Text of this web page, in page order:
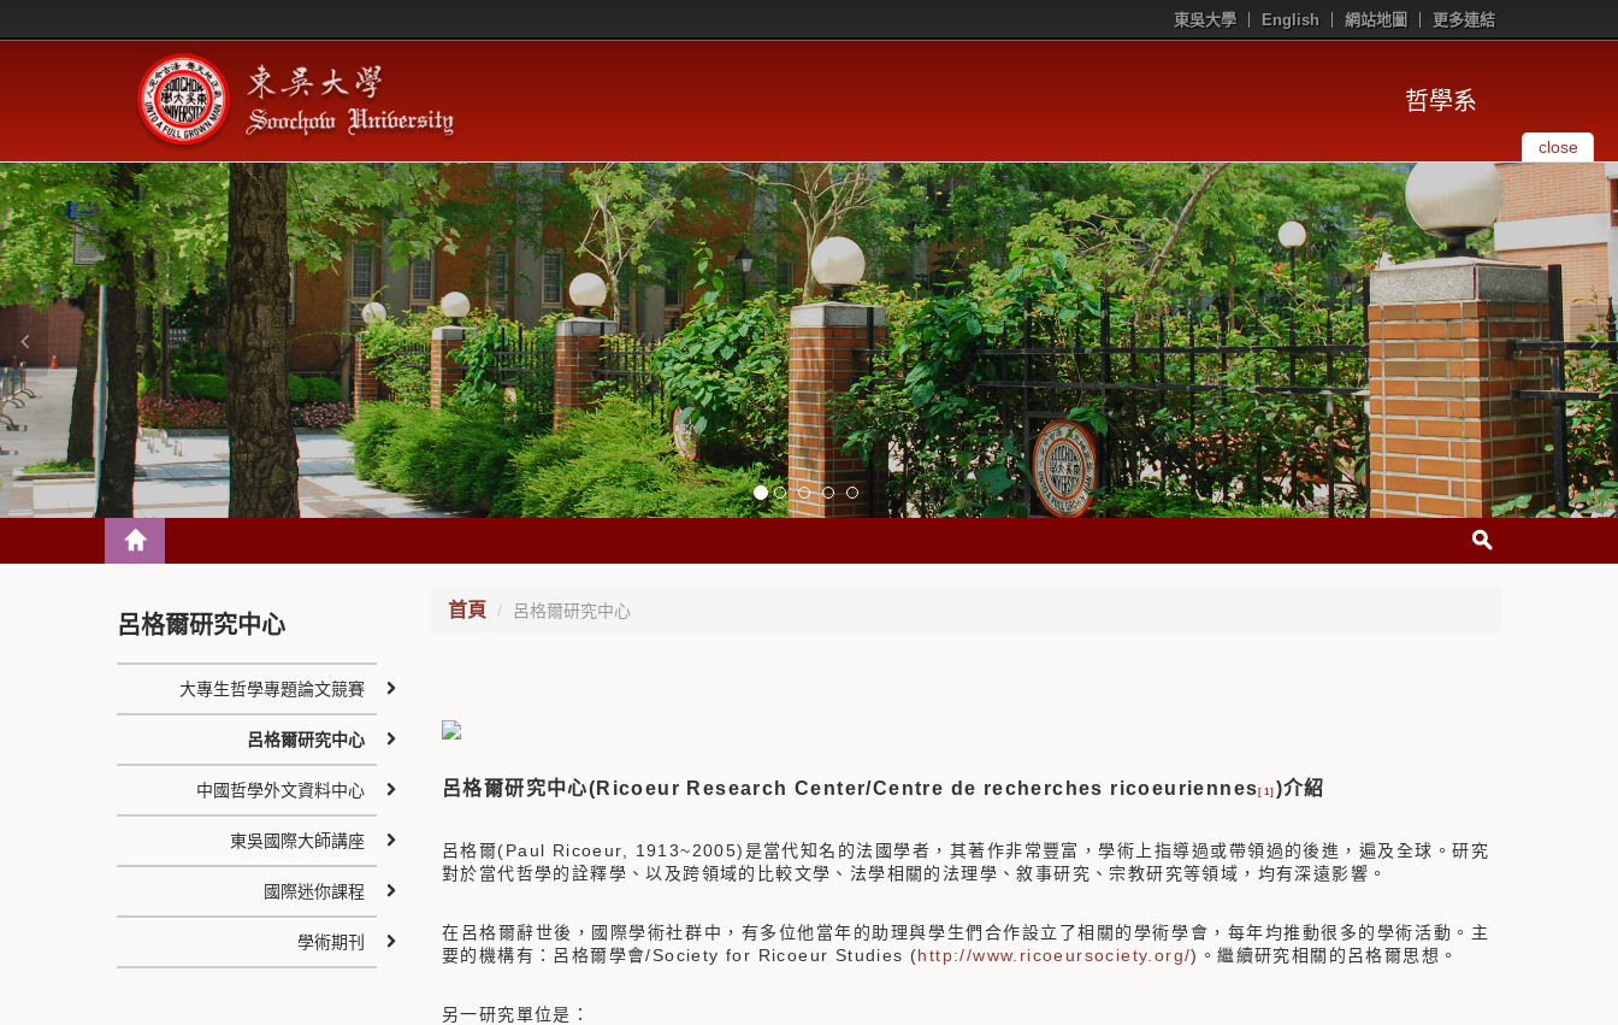
東吳大學 English 網站地圖 更多連結
哲學系
close
首頁 呂格爾研究中心
呂格爾研究中心(Ricoeur Research Center/Centre de recherches ricoeuriennes[1] )介紹
呂格爾(Paul Ricoeur, 1913~2005)是當代知名的法國學者，其著作非常豐富，學術上指導過或帶領過的後進，遍及全球。研究
對於當代哲學的詮釋學、以及跨領域的比較文學、法學相關的法理學、敘事研究、宗教研究等領域，均有深遠影響。
在呂格爾辭世後，國際學術社群中，有多位他當年的助理與學生們合作設立了相關的學術學會，每年均推動很多的學術活動。主
要的機構有：呂格爾學會/Society for Ricoeur Studies (http://www.ricoeursociety.org/)。繼續研究相關的呂格爾思想。
另一研究單位是：
呂格爾研究中心
大專生哲學專題論文競賽
呂格爾研究中心
中國哲學外文資料中心
東吳國際大師講座
國際迷你課程
學術期刊